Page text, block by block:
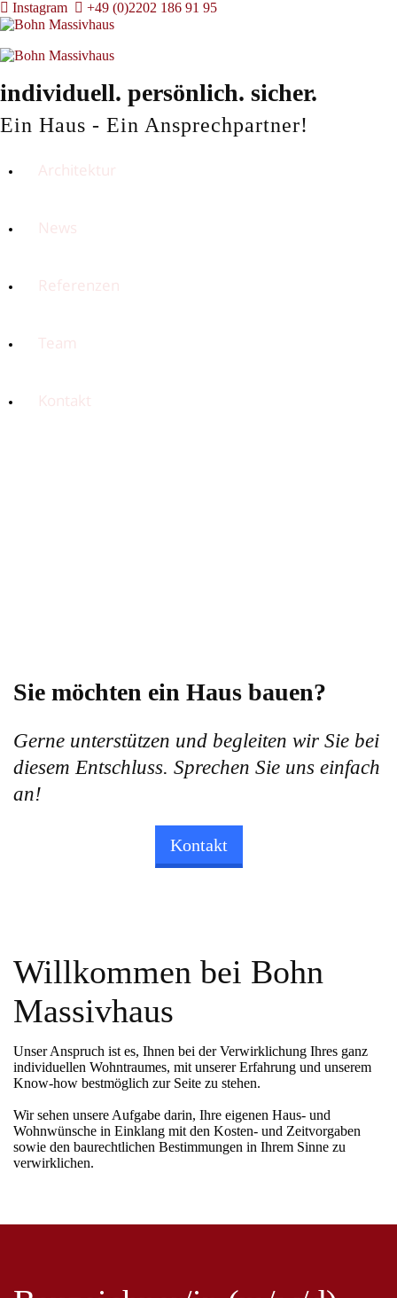
Instagram +49 (0)2202 186 91 95
individuell. persönlich. sicher.
Ein Haus - Ein Ansprechpartner!
Architektur
News
Referenzen
Team
Kontakt
Sie möchten ein Haus bauen?
Gerne unterstützen und begleiten wir Sie bei
diesem Entschluss. Sprechen Sie uns einfach
an!
Kontakt
Willkommen bei Bohn
Massivhaus
Unser Anspruch ist es, Ihnen bei der Verwirklichung Ihres ganz
individuellen Wohntraumes, mit unserer Erfahrung und unserem
Know-how bestmöglich zur Seite zu stehen.
Wir sehen unsere Aufgabe darin, Ihre eigenen Haus- und
Wohnwünsche in Einklang mit den Kosten- und Zeitvorgaben
sowie den baurechtlichen Bestimmungen in Ihrem Sinne zu
verwirklichen.